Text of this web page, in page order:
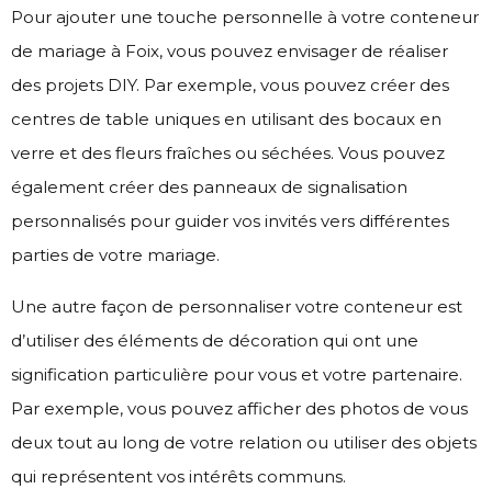
Pour ajouter une touche personnelle à votre conteneur
de mariage à Foix, vous pouvez envisager de réaliser
des projets DIY. Par exemple, vous pouvez créer des
centres de table uniques en utilisant des bocaux en
verre et des fleurs fraîches ou séchées. Vous pouvez
également créer des panneaux de signalisation
personnalisés pour guider vos invités vers différentes
parties de votre mariage.
Une autre façon de personnaliser votre conteneur est
d’utiliser des éléments de décoration qui ont une
signification particulière pour vous et votre partenaire.
Par exemple, vous pouvez afficher des photos de vous
deux tout au long de votre relation ou utiliser des objets
qui représentent vos intérêts communs.